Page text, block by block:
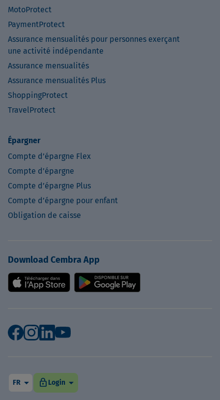
MotoProtect
PaymentProtect
Assurance mensualités pour personnes exerçant
une activité indépendante
Assurance mensualités
Assurance mensualités Plus
ShoppingProtect
TravelProtect
Épargner
Compte d’épargne Flex
Compte d’épargne
Compte d’épargne Plus
Compte d’épargne pour enfant
Obligation de caisse
Download Cembra App
arrow_drop_down
FR arrow_drop_down
Login
lock